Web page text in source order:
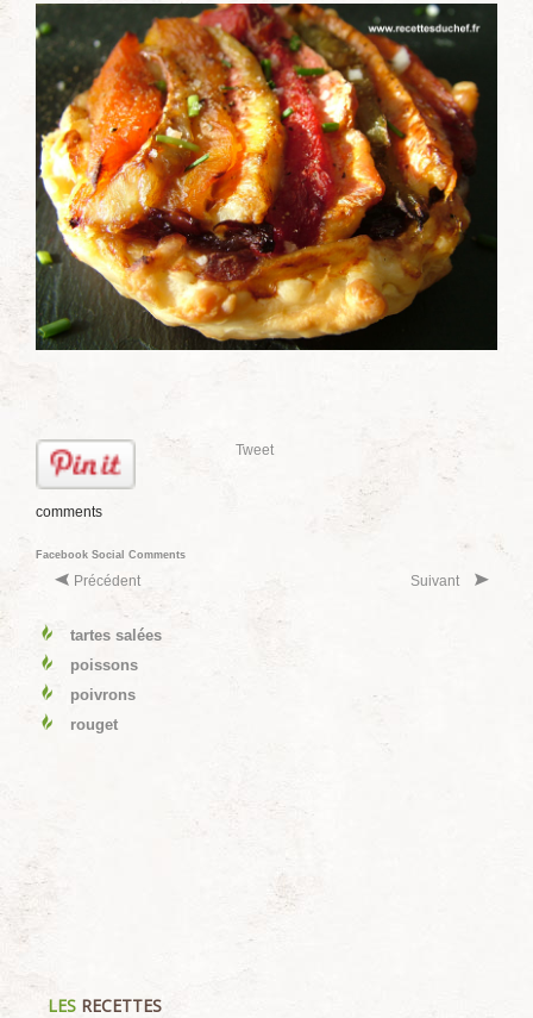
Tweet
comments
Facebook Social Comments
Précédent Suivant
tartes salées
poissons
poivrons
rouget
LES RECETTES